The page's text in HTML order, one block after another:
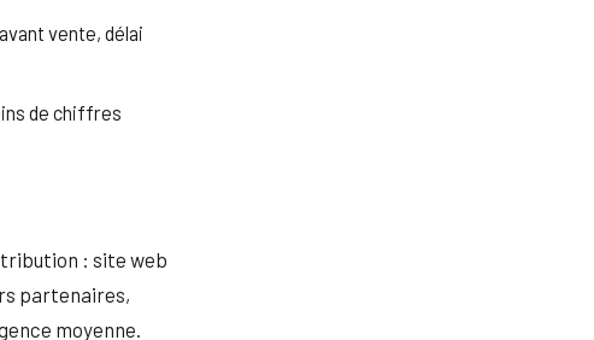
vente, délai
de chiffres
: site web
partenaires,
moyenne.